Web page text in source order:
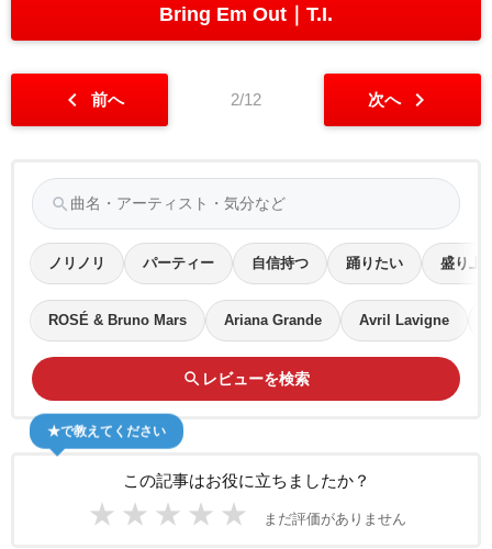
Bring Em Out T.I.
chevron_left 前へ 2/12 次へ chevron_right
search
ノリノリ パーティー 自信持つ 踊りたい 盛り上
ROSÉ & Bruno Mars Ariana Grande Avril Lavigne
search レビューを検索
この記事はお役に立ちましたか？
★ ★ ★ ★ ★ まだ評価がありません
★で教えてください